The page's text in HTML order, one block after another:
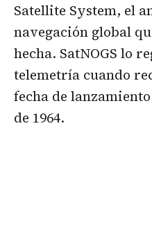
Satellite System, el
navegación global
hecha. SatNOGS lo
telemetría cuando
fecha de
de 1964.